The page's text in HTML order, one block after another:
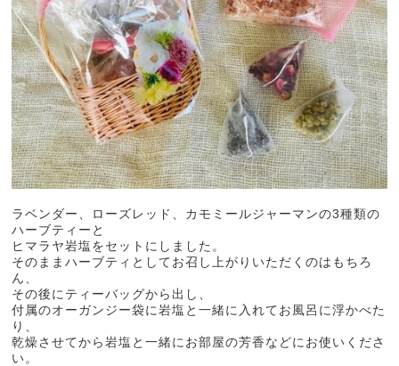
ラベンダー、ローズレッド、カモミールジャーマンの3種類の
ハーブティーと
ヒマラヤ岩塩をセットにしました。
そのままハーブティとしてお召し上がりいただくのはもちろ
ん、
その後にティーバッグから出し、
付属のオーガンジー袋に岩塩と一緒に入れてお風呂に浮かべた
り、
乾燥させてから岩塩と一緒にお部屋の芳香などにお使いくださ
い。